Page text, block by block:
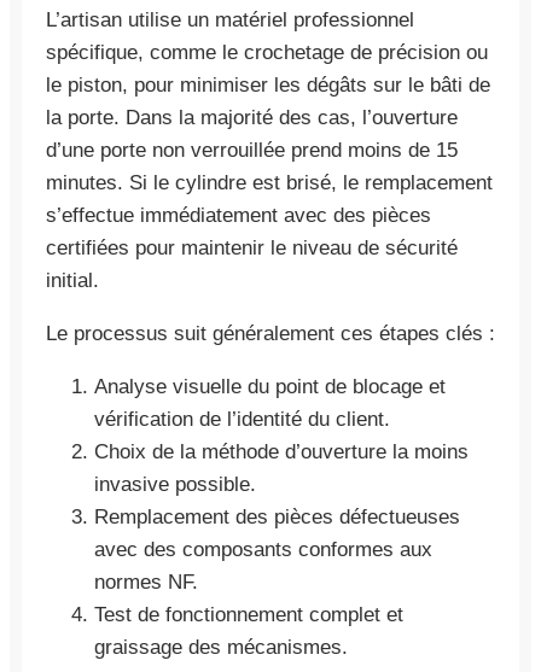
L’artisan utilise un matériel professionnel
spécifique, comme le crochetage de précision ou
le piston, pour minimiser les dégâts sur le bâti de
la porte. Dans la majorité des cas, l’ouverture
d’une porte non verrouillée prend moins de 15
minutes. Si le cylindre est brisé, le remplacement
s’effectue immédiatement avec des pièces
certifiées pour maintenir le niveau de sécurité
initial.
Le processus suit généralement ces étapes clés :
Analyse visuelle du point de blocage et
vérification de l’identité du client.
Choix de la méthode d’ouverture la moins
invasive possible.
Remplacement des pièces défectueuses
avec des composants conformes aux
normes NF.
Test de fonctionnement complet et
graissage des mécanismes.